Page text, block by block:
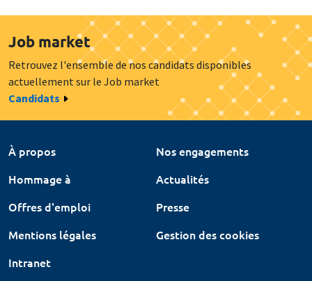
Job market
Retrouvez l'ensemble de nos candidats disponibles
actuellement sur le Job market
Candidats
À propos
Nos engagements
Hommage à
Actualités
Offres d'emploi
Presse
Mentions légales
Gestion des cookies
Intranet